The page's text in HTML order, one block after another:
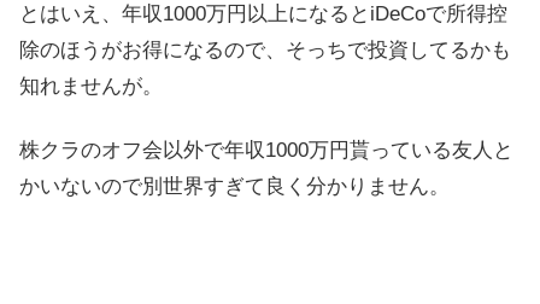
とはいえ、年収1000万円以上になるとiDeCoで所得控
除のほうがお得になるので、そっちで投資してるかも
知れませんが。
株クラのオフ会以外で年収1000万円貰っている友人と
かいないので別世界すぎて良く分かりません。